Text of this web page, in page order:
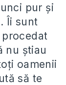
pur şi
Îi sunt
nu ştiau
oamenii
să te